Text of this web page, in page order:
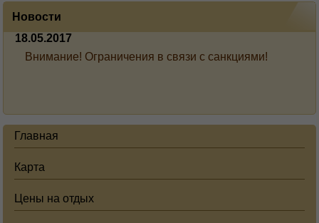
Новости
18.05.2017
Внимание! Ограничения в связи с санкциями!
Главная
Карта
Цены на отдых